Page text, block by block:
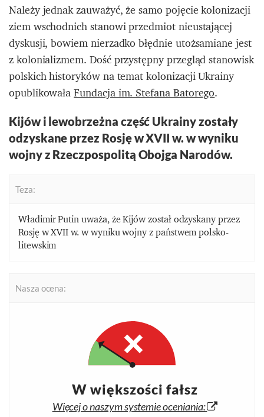
Należy jednak zauważyć, że samo pojęcie kolonizacji
ziem wschodnich stanowi przedmiot nieustającej
dyskusji, bowiem nierzadko błędnie utożsamiane jest
z kolonializmem. Dość przystępny przegląd stanowisk
polskich historyków na temat kolonizacji Ukrainy
opublikowałaFundacja im. Stefana Batorego.
Kijów i lewobrzeżna część Ukrainy zostały
odzyskane przez Rosję w XVII w. w wyniku
wojny z Rzeczpospolitą Obojga Narodów.
Teza:
Władimir Putin uważa, że Kijów został odzyskany przez
Rosję w XVII w. w wyniku wojny z państwem polsko-
litewskim
Nasza ocena:
W większości fałsz
Więcej o naszym systemie oceniania: